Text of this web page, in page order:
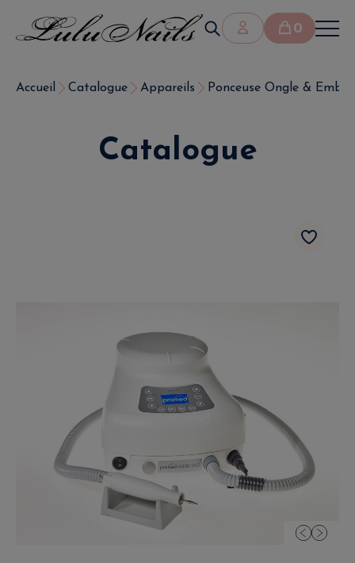
0
Accueil Catalogue Appareils Ponceuse Ongle &
Catalogue